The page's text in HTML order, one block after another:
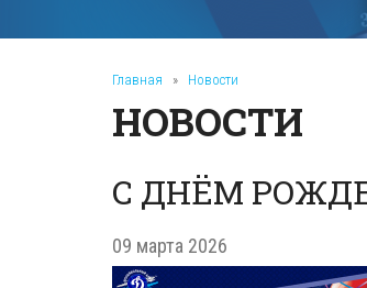
Главная » Новости
НОВОСТИ
С ДНЁМ
09 марта 2026